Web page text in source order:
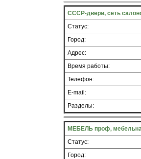
СССР-двери, сеть
Статус:
Город:
Адрес:
Время работы:
Телефон:
E-mail:
Разделы:
МЕБЕЛЬ проф,
Статус:
Город: